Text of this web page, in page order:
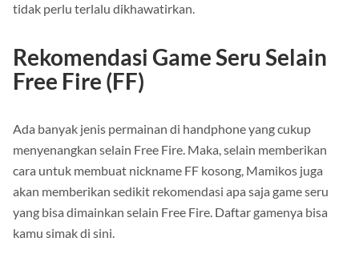
tidak perlu terlalu dikhawatirkan.
Rekomendasi Game Seru Selain
Free Fire (FF)
Ada banyak jenis permainan di handphone yang cukup
menyenangkan selain Free Fire. Maka, selain memberikan
cara untuk membuat nickname FF kosong, Mamikos juga
akan memberikan sedikit rekomendasi apa saja game seru
yang bisa dimainkan selain Free Fire. Daftar gamenya bisa
kamu simak di sini.